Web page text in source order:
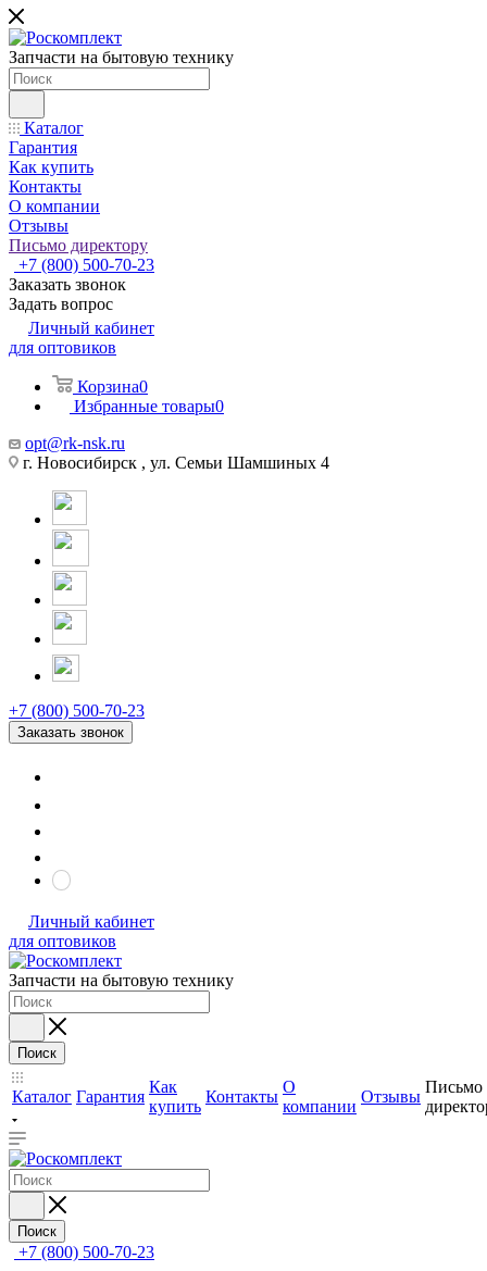
Запчасти на бытовую технику
Каталог
Гарантия
Как купить
Контакты
О компании
Отзывы
Письмо директору
+7 (800) 500-70-23
Заказать звонок
Задать вопрос
Личный кабинет
для оптовиков
Корзина0
Избранные товары0
opt@rk-nsk.ru
г. Новосибирск , ул. Семьи Шамшиных 4
+7 (800) 500-70-23
Заказать звонок
Личный кабинет
для оптовиков
Запчасти на бытовую технику
Поиск
Каталог Гарантия
Как
купить
Контакты
О
компании
Отзывы
Письмо
Поиск
+7 (800) 500-70-23